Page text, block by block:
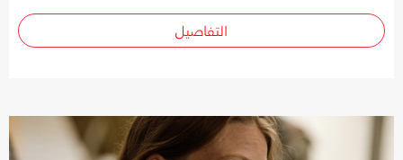
التفاصيل